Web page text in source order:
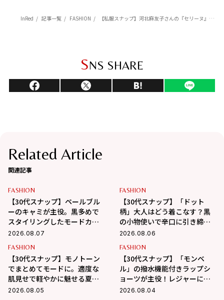
InRed 記事一覧 FASHION 【私服スナップ】河北麻友子さんの『セリーヌ』デニムで作る大人カジュアルな夏コーデ【モデルの夏私服全部見せ！】
SNS SHARE
Related Article
関連記事
FASHION
【30代スナップ】ペールブル
ーのキャミが主役。黒多めで
スタイリングしたモードカジ
ュアル
2026.08.07
FASHION
【30代スナップ】「ドット
柄」大人はどう着こなす？黒
の小物使いで辛口に引き締め
るバランス学
2026.08.06
FASHION
【30代スナップ】モノトーン
でまとめてモードに。適度な
肌見せで軽やかに魅せる夏ス
タイル
2026.08.05
FASHION
【30代スナップ】「モンベ
ル」の撥水機能付きラップシ
ョーツが主役！レジャーにも
最適なアクティブコーデ
2026.08.04